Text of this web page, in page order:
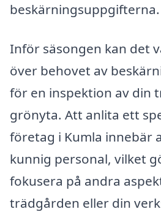
beskärningsuppgifterna.
Inför säsongen kan det
över behovet av
för en inspektion av din
grönyta. Att anlita ett
företag i Kumla innebär
kunnig personal, vilket
fokusera på andra
trädgården eller din